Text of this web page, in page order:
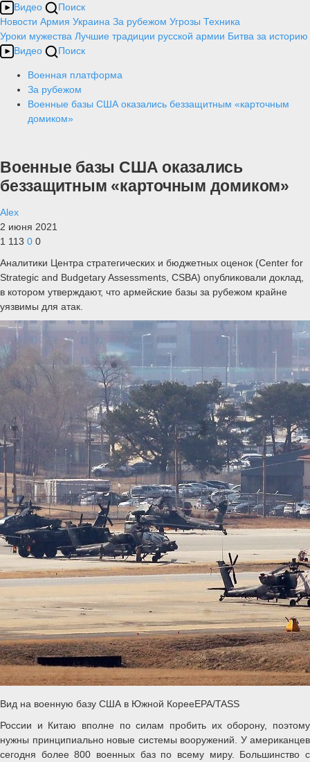
Видео
Поиск
Новости Армия Украина За рубежом Угрозы Техника
Уроки мужества Лучшие традиции русской армии Битва за историю
Видео
Поиск
Военная платформа
За рубежом
Военные базы США оказались беззащитным «карточным
домиком»
Военные базы США оказались
беззащитным «карточным домиком»
Alex
2 июня 2021
1 113 0 0
Аналитики Центра стратегических и бюджетных оценок (Center for
Strategic and Budgetary Assessments, CSBA) опубликовали доклад,
в котором утверждают, что армейские базы за рубежом крайне
уязвимы для атак.
Вид на военную базу США в Южной КорееEPA/TASS
России и Китаю вполне по силам пробить их оборону, поэтому
нужны принципиально новые системы вооружений. У американцев
сегодня более 800 военных баз по всему миру. Большинство с